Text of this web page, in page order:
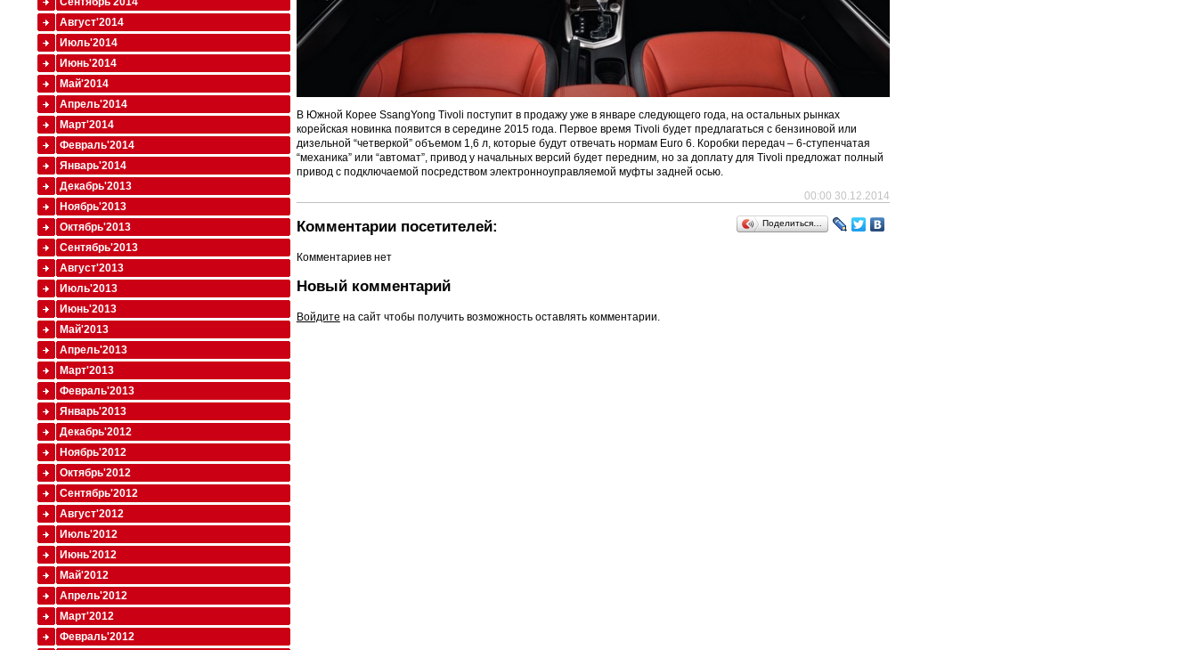
В Южной Корее SsangYong Tivoli поступит в продажу уже в январе следующего года, на остальных рынках
корейская новинка появится в середине 2015 года. Первое время Tivoli будет предлагаться с бензиновой или
дизельной “четверкой” объемом 1,6 л, которые будут отвечать нормам Euro 6. Коробки передач – 6-ступенчатая
“механика” или “автомат”, привод у начальных версий будет передним, но за доплату для Tivoli предложат полный
привод с подключаемой посредством электронноуправляемой муфты задней осью.
00:00 30.12.2014
Поделиться…
Комментарии посетителей:
Комментариев нет
Новый комментарий
Войдите на сайт чтобы получить возможность оставлять комментарии.
Август'2014
Июль'2014
Июнь'2014
Май'2014
Апрель'2014
Март'2014
Февраль'2014
Январь'2014
Декабрь'2013
Ноябрь'2013
Октябрь'2013
Сентябрь'2013
Август'2013
Июль'2013
Июнь'2013
Май'2013
Апрель'2013
Март'2013
Февраль'2013
Январь'2013
Декабрь'2012
Ноябрь'2012
Октябрь'2012
Сентябрь'2012
Август'2012
Июль'2012
Июнь'2012
Май'2012
Апрель'2012
Март'2012
Февраль'2012